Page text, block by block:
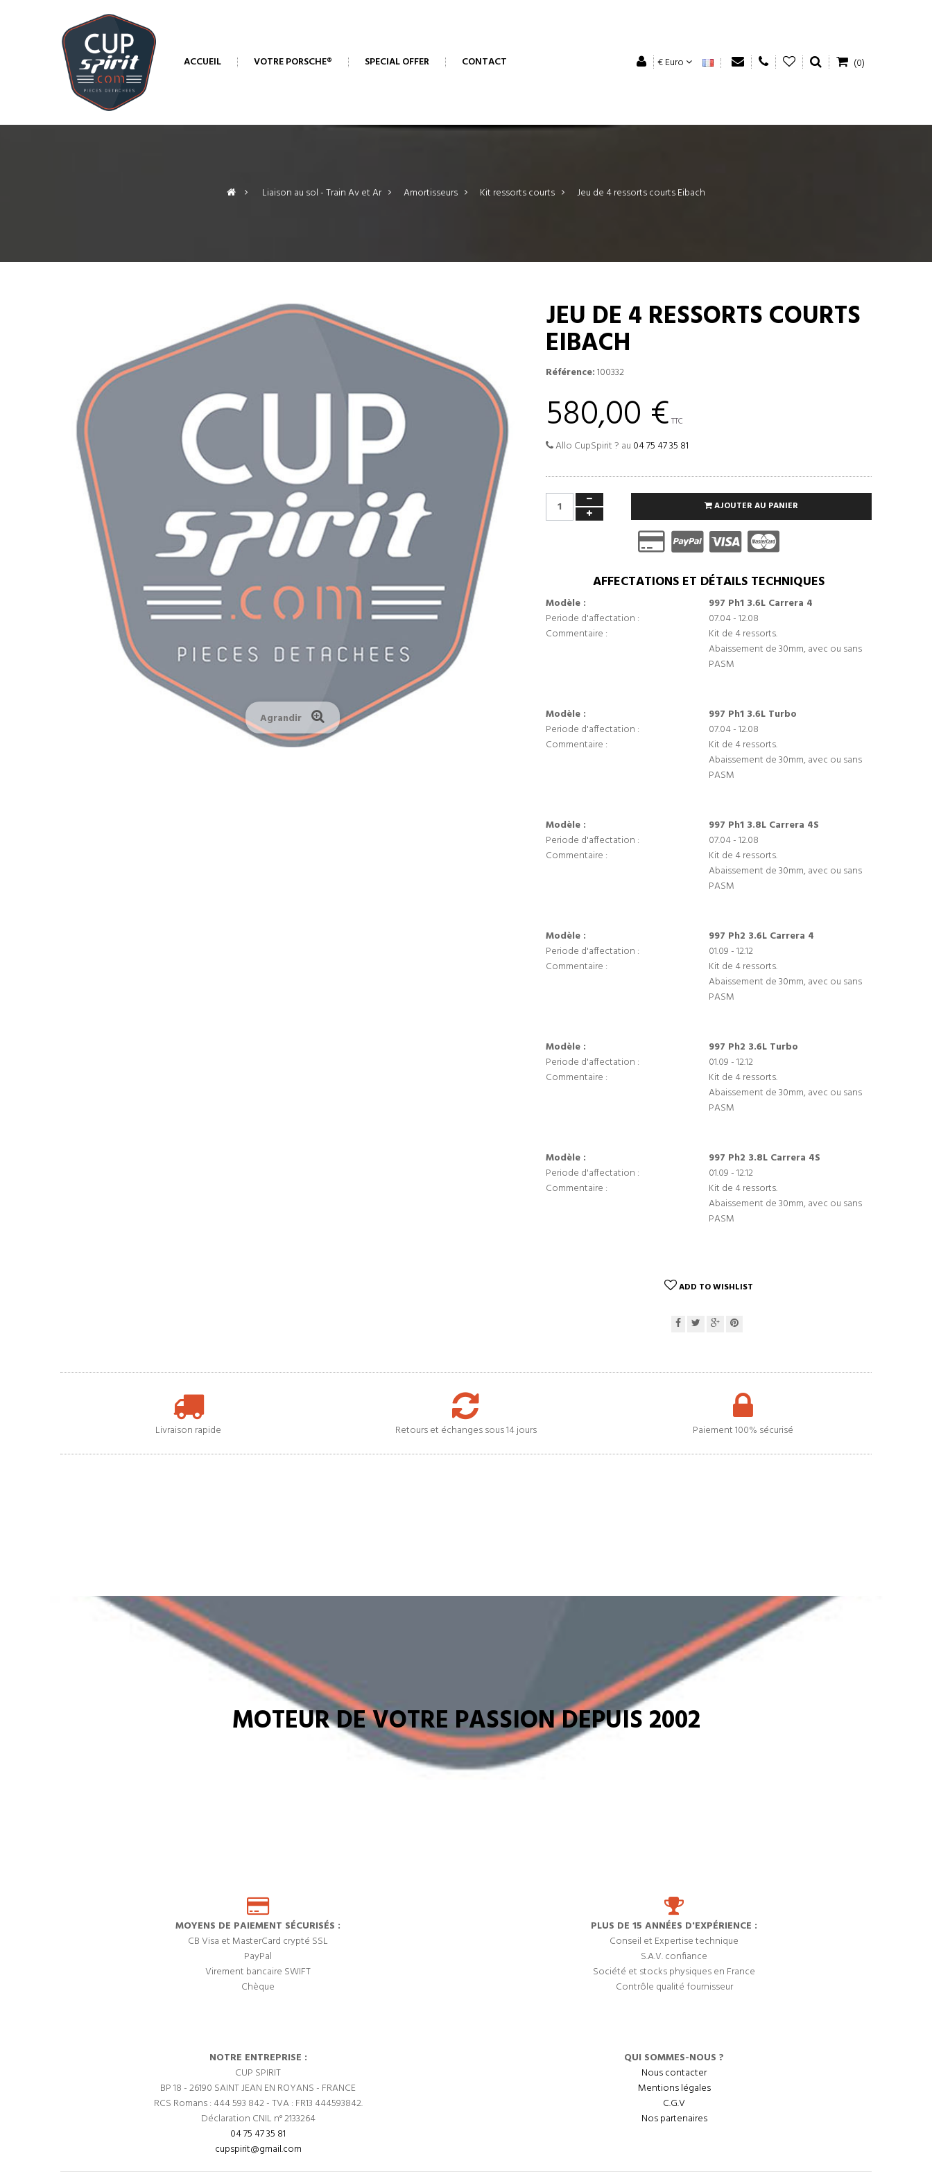
ACCUEIL VOTRE PORSCHE® SPECIAL OFFER CONTACT € Euro (0)
> Liaison au sol - Train Av et Ar > Amortisseurs > Kit ressorts courts > Jeu de 4 ressorts courts Eibach
Agrandir
JEU DE 4 RESSORTS COURTS
EIBACH
Référence:100332
580,00 € TTC
Allo CupSpirit ? au 04 75 47 35 81
AJOUTER AU PANIER
AFFECTATIONS ET DÉTAILS TECHNIQUES
Modèle :
997 Ph1 3.6L Carrera 4
Periode d'affectation :
07.04 - 12.08
Commentaire :
Kit de 4 ressorts.
Abaissement de 30mm, avec ou sans
PASM
Modèle :
997 Ph1 3.6L Turbo
Periode d'affectation :
07.04 - 12.08
Commentaire :
Kit de 4 ressorts.
Abaissement de 30mm, avec ou sans
PASM
Modèle :
997 Ph1 3.8L Carrera 4S
Periode d'affectation :
07.04 - 12.08
Commentaire :
Kit de 4 ressorts.
Abaissement de 30mm, avec ou sans
PASM
Modèle :
997 Ph2 3.6L Carrera 4
Periode d'affectation :
01.09 - 12.12
Commentaire :
Kit de 4 ressorts.
Abaissement de 30mm, avec ou sans
PASM
Modèle :
997 Ph2 3.6L Turbo
Periode d'affectation :
01.09 - 12.12
Commentaire :
Kit de 4 ressorts.
Abaissement de 30mm, avec ou sans
PASM
Modèle :
997 Ph2 3.8L Carrera 4S
Periode d'affectation :
01.09 - 12.12
Commentaire :
Kit de 4 ressorts.
Abaissement de 30mm, avec ou sans
PASM
ADD TO WISHLIST
Livraison rapide Retours et échanges sous 14 jours Paiement 100% sécurisé
MOTEUR DE VOTRE PASSION DEPUIS 2002
MOYENS DE PAIEMENT SÉCURISÉS :
CB Visa et MasterCard crypté SSL
PayPal
Virement bancaire SWIFT
Chèque
PLUS DE 15 ANNÉES D'EXPÉRIENCE :
Conseil et Expertise technique
S.A.V. confiance
Société et stocks physiques en France
Contrôle qualité fournisseur
NOTRE ENTREPRISE :
CUP SPIRIT
BP 18 - 26190 SAINT JEAN EN ROYANS - FRANCE
RCS Romans : 444 593 842 - TVA : FR13 444593842.
Déclaration CNIL n° 2133264
04 75 47 35 81
cupspirit@gmail.com
QUI SOMMES-NOUS ?
Nous contacter
Mentions légales
C.G.V
Nos partenaires